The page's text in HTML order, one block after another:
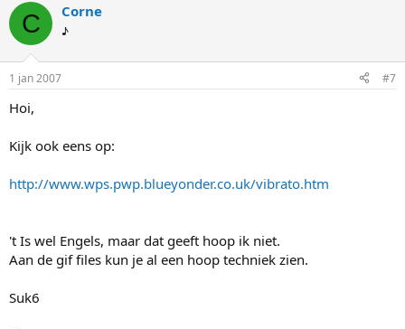
C Corne
♪
1 jan 2007 #7
Hoi,
Kijk ook eens op:
http://www.wps.pwp.blueyonder.co.uk/vibrato.htm
't Is wel Engels, maar dat geeft hoop ik niet.
Aan de gif files kun je al een hoop techniek zien.
Suk6